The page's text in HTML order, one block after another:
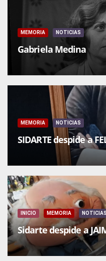
MEMORIA NOTICIAS
Gabriela Medina
MEMORIA NOTICIAS
SIDARTE despide a
INICIO MEMORIA NOTICIAS
Sidarte despide a